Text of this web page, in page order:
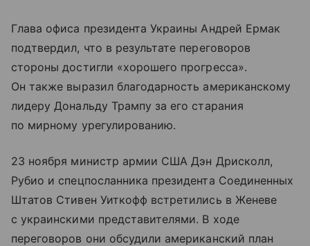
Глава офиса президента Украины Андрей Ермак
подтвердил, что в результате переговоров
стороны достигли «хорошего прогресса».
Он также выразил благодарность американскому
лидеру Дональду Трампу за его старания
по мирному урегулированию.
23 ноября министр армии США Дэн Дрисколл,
Рубио и спецпосланника президента Соединенных
Штатов Стивен Уиткофф встретились в Женеве
с украинскими представителями. В ходе
переговоров они обсудили американский план